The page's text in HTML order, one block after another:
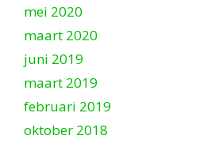
mei 2020
maart 2020
juni 2019
maart 2019
februari 2019
oktober 2018